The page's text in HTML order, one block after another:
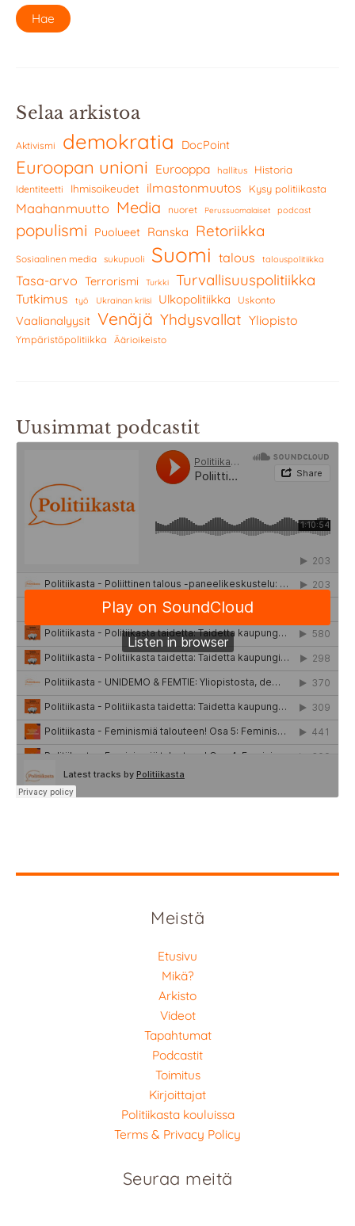
Selaa arkistoa
Aktivismi demokratia DocPoint
Euroopan unioni Eurooppa hallitus Historia
Identiteetti Ihmisoikeudet ilmastonmuutos Kysy politiikasta
Maahanmuutto Media nuoret Perussuomalaiset podcast
populismi Puolueet Ranska Retoriikka
Sosiaalinen media sukupuoli Suomi talous talouspolitiikka
Tasa-arvo Terrorismi Turkki Turvallisuuspolitiikka
Tutkimus työ Ukrainan kriisi Ulkopolitiikka Uskonto
Vaalianalyysit Venäjä Yhdysvallat Yliopisto
Ympäristöpolitiikka Äärioikeisto
Uusimmat podcastit
Meistä
Etusivu
Mikä?
Arkisto
Videot
Tapahtumat
Podcastit
Toimitus
Kirjoittajat
Politiikasta kouluissa
Terms & Privacy Policy
Seuraa meitä